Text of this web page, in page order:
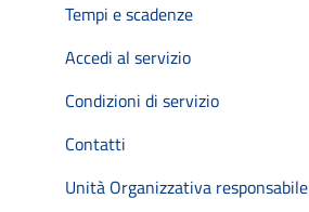
Tempi e scadenze
Accedi al servizio
Condizioni di servizio
Contatti
Unità Organizzativa responsabile